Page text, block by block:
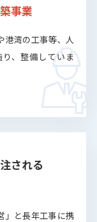
事業
港湾の工事等、人
、整備していま
される
」と長年工事に携